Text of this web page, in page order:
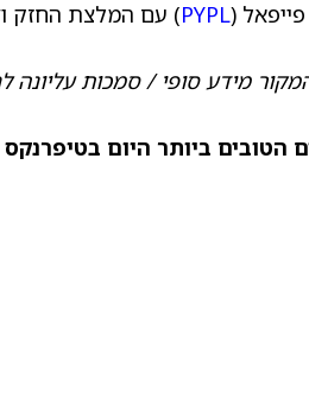
(
PYPL) עם המלצת החזק
מידע סופי / סמכות עליונה
הטובים ביותר היום בטיפרנקס